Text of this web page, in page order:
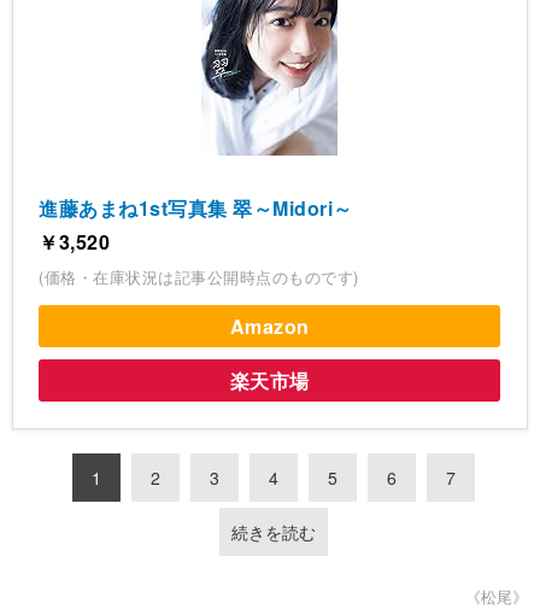
進藤あまね1st写真集 翠～Midori～
￥3,520
(価格・在庫状況は記事公開時点のものです)
Amazon
楽天市場
1 2 3 4 5 6 7
続きを読む
《松尾》